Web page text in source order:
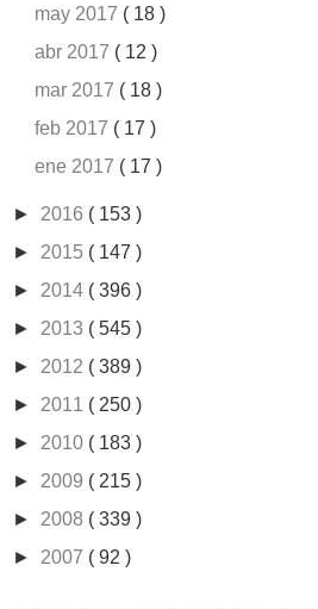
may 2017 ( 18 )
abr 2017 ( 12 )
mar 2017 ( 18 )
feb 2017 ( 17 )
ene 2017 ( 17 )
► 2016 ( 153 )
► 2015 ( 147 )
► 2014 ( 396 )
► 2013 ( 545 )
► 2012 ( 389 )
► 2011 ( 250 )
► 2010 ( 183 )
► 2009 ( 215 )
► 2008 ( 339 )
► 2007 ( 92 )